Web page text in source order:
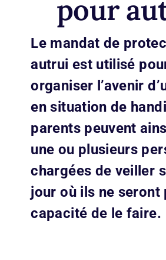
pour
Le mandat de
autrui est utilisé
organiser l’avenir
en situation de
parents peuvent
une ou plusieurs
chargées de veiller
jour où ils ne seront
capacité de le faire.